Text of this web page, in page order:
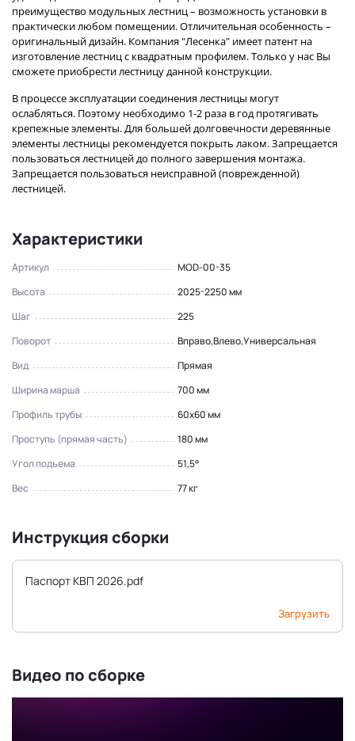
преимущество модульных лестниц – возможность установки в
практически любом помещении. Отличительная особенность –
оригинальный дизайн. Компания "Лесенка" имеет патент на
изготовление лестниц с квадратным профилем. Только у нас Вы
сможете приобрести лестницу данной конструкции.
В процессе эксплуатации соединения лестницы могут
ослабляться. Поэтому необходимо 1-2 раза в год протягивать
крепежные элементы. Для большей долговечности деревянные
элементы лестницы рекомендуется покрыть лаком. Запрещается
пользоваться лестницей до полного завершения монтажа.
Запрещается пользоваться неисправной (поврежденной)
лестницей.
Характеристики
Артикул
MOD-00-35
Высота
2025-2250 мм
Шаг
225
Поворот
Вправо,Влево,Универсальная
Вид
Прямая
Ширина марша
700 мм
Профиль трубы
60x60 мм
Проступь (прямая часть)
180 мм
Угол подъема
51,5°
Вес
77 кг
Инструкция сборки
Паспорт КВП 2026.pdf
Загрузить
Видео по сборке